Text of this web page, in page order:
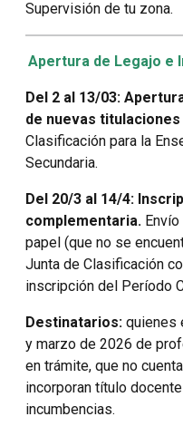
Supervisión de tu zona.
Apertura de Legajo e
Del 2 al 13/03:
de nuevas titulaciones
Clasificación para la
Secundaria.
Del 20/3 al 14/4:
complementaria.
papel (que no se
Junta de Clasificación
inscripción del Período
Destinatarios: quienes
y marzo de 2026 de
en trámite, que no
incorporan título
incumbencias.